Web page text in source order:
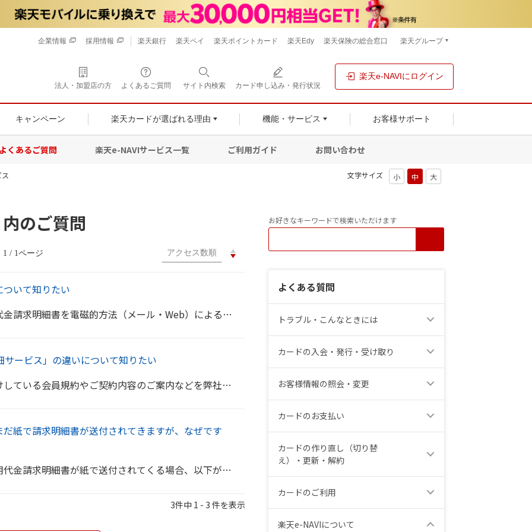
企業情報 採用情報 楽天銀行 楽天ペイ 楽天ポイントカード 楽天Edy 楽天保険の総合窓口 楽天グループ
法人・加盟店の方 よくあるご質問 サイト内検索 カード申し込み・発行状況
楽天e-NAVIにログイン
キャンペーン 楽天カードが選ばれる理由 機能・サービス お客様サポート
くあるご質問 楽天e-NAVIサービス一覧 ご利用ガイド お問い合わせ
文字サイズ
お好きなキーワードで検索いただけます
よくある質問
トラブル・こんなときには
カードの入会・発行・受け取り
お客様情報の照会・変更
カードのお支払い
カードの作り直し（切り替
え）・更新・解約
カードのご利用
楽天e-NAVIについて
のご質問
1 / 1ページ
いて知りたい
）による提供をご希望の方のために、ご利用代金請求明細書の送付を停止させていただくサービスです。 ...
ービス」の違いについて知りたい
どを弊社Webサイトにてご案内するサービスです。 「WEB明細サービス」は、カードのご利用による「ご...
紙で請求明細書が送付されてきますが、なぜです
合、以下が考えられます。 口座振替のご登録をされていない場合 （口座振替のご登録完了後、ご利...
3件中 1 - 3 件を表示